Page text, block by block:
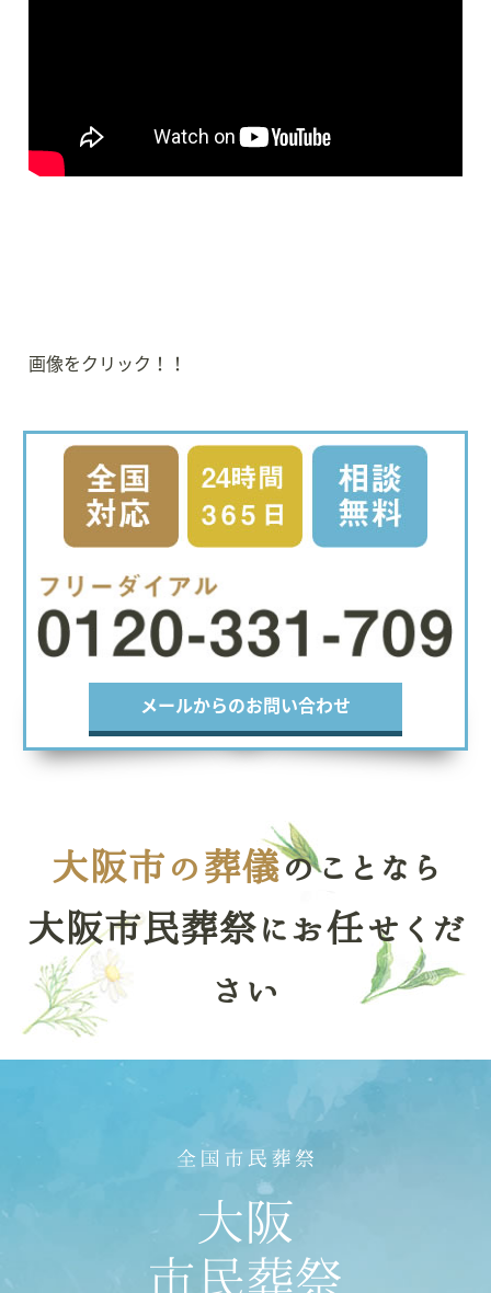
画像をクリック！！
メールからのお問い合わせ
大阪市の葬儀のことなら
大阪市民葬祭にお任せくだ
さい